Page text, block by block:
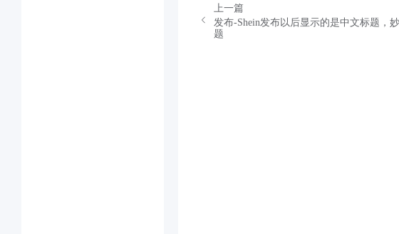
上一篇
发布-Shein发布以后显示的是中文标题，
题